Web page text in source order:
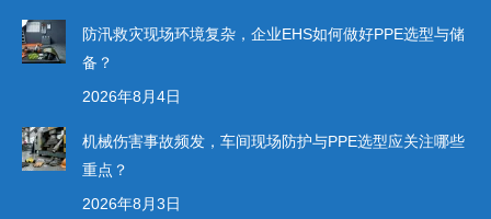
防汛救灾现场环境复杂，企业EHS如何做好PPE选型与储
备？
2026年8月4日
机械伤害事故频发，车间现场防护与PPE选型应关注哪些
重点？
2026年8月3日